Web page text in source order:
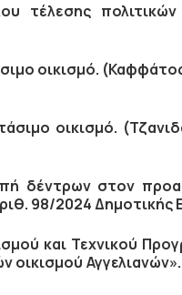
τέλεσης
οικισμό. (Καφφάτος
οικισμό.
δέντρων στον
98/2024 Δημοτικής
και Τεχνικού
οικισμού Αγγελιανών».